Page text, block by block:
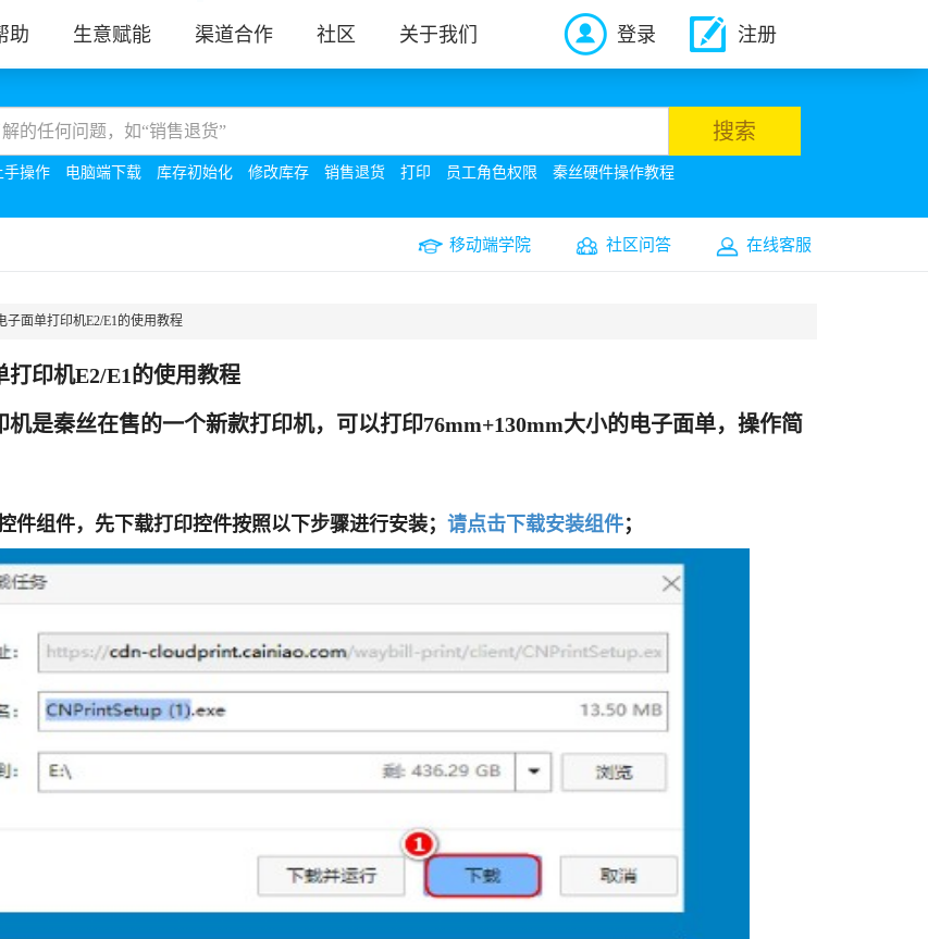
助 生意赋能 渠道合作 社区 关于我们 登录 注册
搜索
手操作 电脑端下载 库存初始化 修改库存 销售退货 打印 员工角色权限 秦丝硬件操作教程
移动端学院 社区问答 在线客服
子面单打印机E2/E1的使用教程
打印机E2/E1的使用教程
机是秦丝在售的一个新款打印机，可以打印76mm+130mm大小的电子面单， 操作简
件组件，先下载打印控件按照以下步骤进行安装； 请点击下载安装组件；